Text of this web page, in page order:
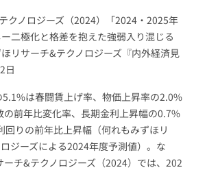
クノロジーズ（2024）「2024・2025年
二極化と格差を抱えた強弱入り混じる
リサーチ&テクノロジーズ『内外経済見
日
5.1%は春闘賃上げ率、物価上昇率の2.0%
の前年比変化率、長期金利上昇幅の0.7%
回りの前年比上昇幅（何れもみずほリ
ジーズによる2024年度予測値）。な
ーチ&テクノロジーズ（2024）では、202